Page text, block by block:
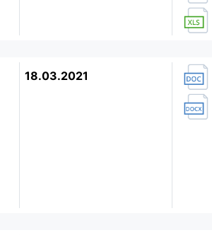
18.03.2021